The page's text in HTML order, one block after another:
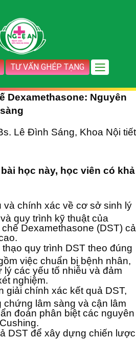
TƯ VẤN GHÉP TẠNG
Dexamethasone: Nguyên
Lê Đình Sáng, Khoa Nội tiết
học này, học viên có khả
và chính xác về cơ sở sinh lý
quy trình kỹ thuật của
Dexamethasone (DST) cả
quy trình DST theo đúng
việc chuẩn bị bệnh nhân,
lý các yếu tố nhiễu và đảm
nghiệm.
giải chính xác kết quả DST,
chứng lâm sàng và cận lâm
đoán phân biệt các nguyên
DST để xây dựng chiến lược